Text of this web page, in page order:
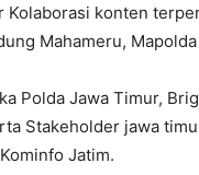
Kolaborasi konten
Mahameru,
Polda Jawa Timur,
Stakeholder jawa
Jatim.